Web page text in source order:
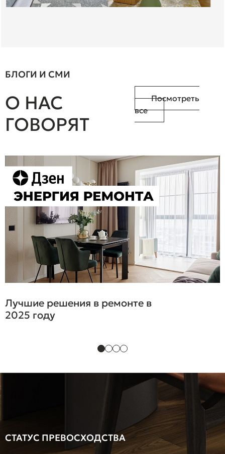
паркет.
БЛОГИ И СМИ
О НАС
ГОВОРЯТ
Посмотреть
все
Лучшие решения в ремонте в
2025 году
СТАТУС ПРЕВОСХОДСТВА